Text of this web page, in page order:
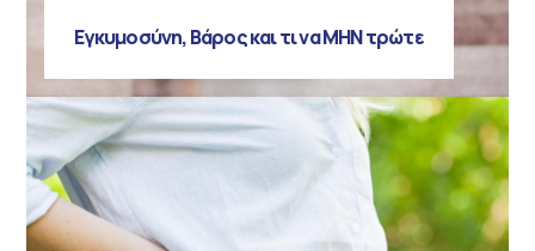
Εγκυμοσύνη, Βάρος και τι να ΜΗΝ τρώτε